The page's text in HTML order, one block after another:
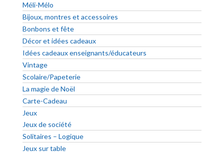
Méli-Mélo
Bijoux, montres et accessoires
Bonbons et fête
Décor et idées cadeaux
Idées cadeaux enseignants/éducateurs
Vintage
Scolaire/Papeterie
La magie de Noël
Carte-Cadeau
Jeux
Jeux de société
Solitaires – Logique
Jeux sur table